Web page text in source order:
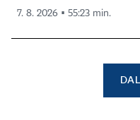
7. 8. 2026 ▪ 55:23 min.